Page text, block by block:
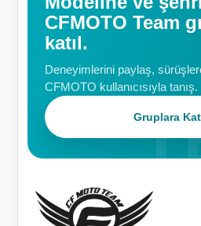
CFMOTO Team
katıl.
Deneyimlerini paylaş,
CFMOTO kullanıcısıyla tanış.
Gruplara